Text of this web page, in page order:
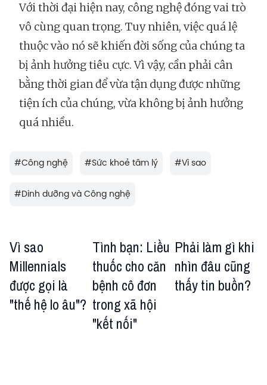
Với thời đại hiện nay, công nghệ đóng vai trò
vô cùng quan trọng. Tuy nhiên, việc quá lệ
thuộc vào nó sẽ khiến đời sống của chúng ta
bị ảnh hưởng tiêu cực. Vì vậy, cần phải cân
bằng thời gian để vừa tận dụng được những
tiện ích của chúng, vừa không bị ảnh hưởng
quá nhiều.
#Công nghệ #Sức khoẻ tâm lý #Vì sao
#Dinh dưỡng và Công nghệ
Vì sao
Millennials
được gọi là
"thế hệ lo âu"?
Tình bạn: Liều
thuốc cho căn
bệnh cô đơn
trong xã hội
"kết nối"
Phải làm gì khi
nhìn đâu cũng
thấy tin buồn?